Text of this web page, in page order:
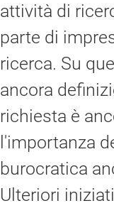
attività di
parte di
ricerca. Su
ancora
richiesta è
l'importanza
burocratica
Ulteriori